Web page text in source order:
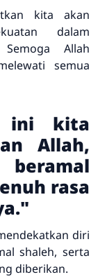
kita akan
dalam
Allah
semua
ini kita
Allah,
rasa
diri
shaleh, serta
diberikan.